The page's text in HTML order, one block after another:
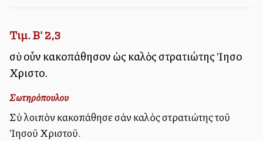
Τιμ. Β' 2,3
σὺ οὖν κακοπάθησον ὡς καλὸς στρατιώτης Ἰησοῦ
Χριστοῦ.
Σωτηρόπουλου
Σὺ λοιπὸν κακοπάθησε σὰν καλὸς στρατιώτης τοῦ
Ἰησοῦ Χριστοῦ.